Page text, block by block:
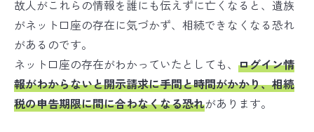
故人がこれらの情報を誰にも伝えずに亡くなると、遺族
がネット口座の存在に気づかず、相続できなくなる恐れ
があるのです。
ネット口座の存在がわかっていたとしても、 ログイン情
報がわからないと開示請求に手間と時間がかかり、相続
税の申告期限に間に合わなくなる恐れがあります。